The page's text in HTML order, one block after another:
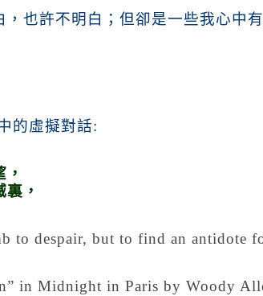
也許不明白；但卻是一些我心中
的虛擬對話:
，
to despair, but to find an antidote
” in Midnight in Paris by Woody